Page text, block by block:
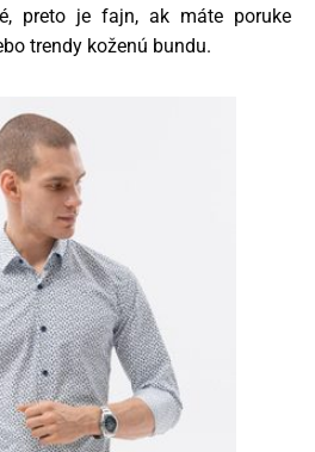
preto je fajn, ak máte poruke
trendy koženú bundu.